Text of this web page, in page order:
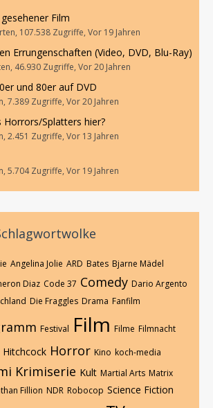
Film
107.538 Zugriffe, Vor 19 Jahren
Errungenschaften (Video, DVD, Blu-Ray)
46.930 Zugriffe, Vor 20 Jahren
und 80er auf DVD
7.389 Zugriffe, Vor 20 Jahren
Horrors/Splatters hier?
2.451 Zugriffe, Vor 13 Jahren
5.704 Zugriffe, Vor 19 Jahren
Angelina Jolie ARD Bates Bjarne Mädel
Diaz Code 37 Comedy Dario Argento
Die Fraggles Drama Fanfilm
Festival Film Filme Filmnacht
Hitchcock Horror Kino koch-media
Krimiserie Kult Martial Arts Matrix
Fillion NDR Robocop Science Fiction